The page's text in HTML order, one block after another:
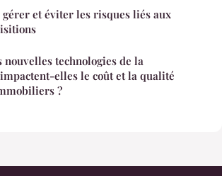
gérer et éviter les risques liés aux
nouvelles technologies de la
elles le coût et la qualité
?